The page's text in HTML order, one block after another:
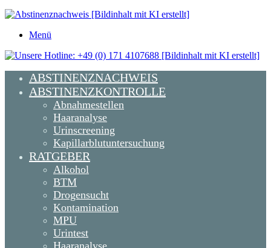
Menü
ABSTINENZNACHWEIS
ABSTINENZKONTROLLE
Abnahmestellen
Haaranalyse
Urinscreening
Kapillarblutuntersuchung
RATGEBER
Alkohol
BTM
Drogensucht
Kontamination
MPU
Urintest
Haaranalyse